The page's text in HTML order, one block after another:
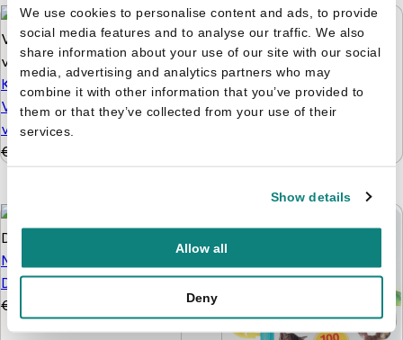
We use cookies to personalise content and ads, to provide
social media features and to analyse our traffic. We also
share information about your use of our site with our social
media, advertising and analytics partners who may
combine it with other information that you’ve provided to
them or that they’ve collected from your use of their
services.
Show details
Allow all
Deny
Kleuren op Nummer -
Vanaf 5 jaar - 128
verrassingen
€
Bobby's feestje in de
dierentuin
€ 3,99
Mijn natuurstickerboek:
De wereld rond
€